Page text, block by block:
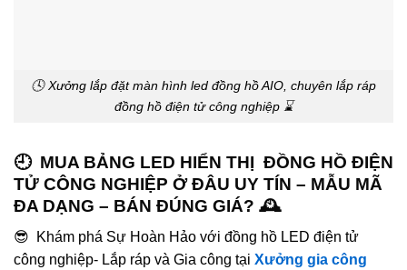
🕓 Xưởng lắp đặt màn hình led đồng hồ AIO, chuyên lắp ráp
đồng hồ điện tử công nghiệp ⌛️
🕘 MUA BẢNG LED HIỂN THỊ ĐỒNG HỒ ĐIỆN
TỬ CÔNG NGHIỆP Ở ĐÂU UY TÍN – MẪU MÃ
ĐA DẠNG – BÁN ĐÚNG GIÁ? 🕰️
😎 Khám phá Sự Hoàn Hảo với đồng hồ LED điện tử
công nghiệp- Lắp ráp và Gia công tại Xưởng gia công